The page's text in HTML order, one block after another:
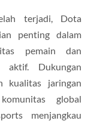
terjadi, Dota
penting dalam
pemain dan
aktif. Dukungan
kualitas jaringan
global
menjangkau